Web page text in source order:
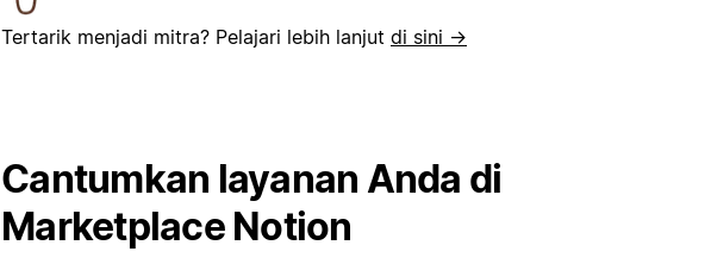
Tertarik menjadi mitra? Pelajari lebih lanjut di sini →
Cantumkan layanan Anda di
Marketplace Notion